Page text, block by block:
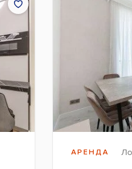
АРЕНДА